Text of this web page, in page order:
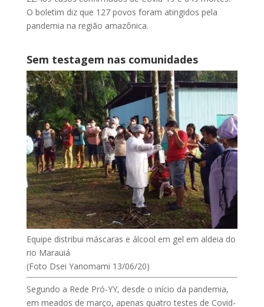
O boletim diz que 127 povos foram atingidos pela
pandemia na região amazônica.
Sem testagem nas comunidades
Equipe distribui máscaras e álcool em gel em aldeia do
rio Marauiá
(Foto Dsei Yanomami 13/06/20)
Segundo a Rede Pró-YY, desde o início da pandemia,
em meados de março, apenas quatro testes de Covid-